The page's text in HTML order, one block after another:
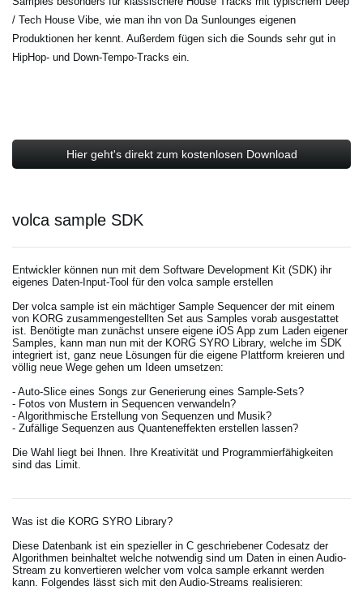
/ Tech House Vibe, wie man ihn von Da Sunlounges eigenen
Produktionen her kennt. Außerdem fügen sich die Sounds sehr gut in
HipHop- und Down-Tempo-Tracks ein.
Hier geht's direkt zum kostenlosen Download
volca sample SDK
Entwickler können nun mit dem Software Development Kit (SDK) ihr
eigenes Daten-Input-Tool für den volca sample erstellen
Der volca sample ist ein mächtiger Sample Sequencer der mit einem
von KORG zusammengestellten Set aus Samples vorab ausgestattet
ist. Benötigte man zunächst unsere eigene iOS App zum Laden eigener
Samples, kann man nun mit der KORG SYRO Library, welche im SDK
integriert ist, ganz neue Lösungen für die eigene Plattform kreieren und
völlig neue Wege gehen um Ideen umsetzen:
- Auto-Slice eines Songs zur Generierung eines Sample-Sets?
- Fotos von Mustern in Sequencen verwandeln?
- Algorithmische Erstellung von Sequenzen und Musik?
- Zufällige Sequenzen aus Quanteneffekten erstellen lassen?
Die Wahl liegt bei Ihnen. Ihre Kreativität und Programmierfähigkeiten
sind das Limit.
Was ist die KORG SYRO Library?
Diese Datenbank ist ein spezieller in C geschriebener Codesatz der
Algorithmen beinhaltet welche notwendig sind um Daten in einen Audio-
Stream zu konvertieren welcher vom volca sample erkannt werden
kann. Folgendes lässt sich mit den Audio-Streams realisieren: